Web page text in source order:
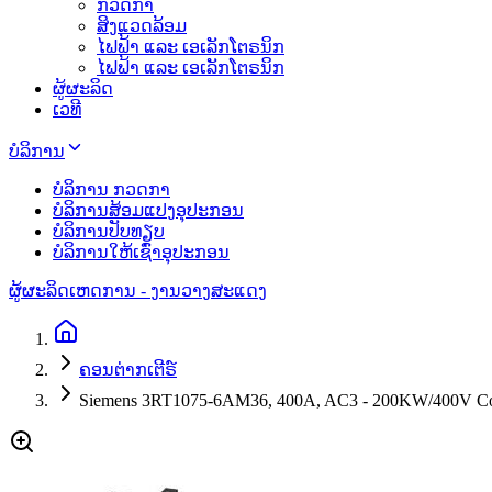
ກວດກາ
ສິງແວດລ້ອມ
ໄຟຟ້າ ແລະ ເອເລັກໂຕຣນິກ
ໄຟຟ້າ ແລະ ເອເລັກໂຕຣນິກ
ຜູ້ຜະລິດ
ເວທີ
ບໍລິການ
ບໍລິການ ກວດກາ
ບໍລິການສ້ອມແປງອຸປະກອນ
ບໍລິການປັບທຽບ
ບໍລິການໃຫ້ເຊົ່າອຸປະກອນ
ຜູ້ຜະລິດເຫດການ - ງານວາງສະແດງ
ຄອນຕ່າກເຕີຣ໌
Siemens 3RT1075-6AM36, 400A, AC3 - 200KW/400V